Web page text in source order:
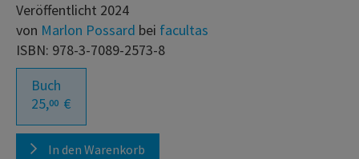
Veröffentlicht 2024
von Marlon Possard bei facultas
ISBN: 978-3-7089-2573-8
Buch
25,00 €
In den Warenkorb